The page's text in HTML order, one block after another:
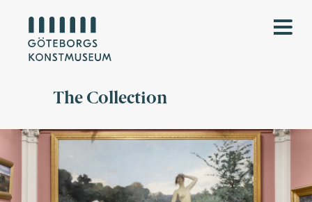
The Collection
Museisal med rosa väggar, stor målning av nakna kvinnor i gräs vid
vatten. Skulptur framför föreställandes barn i grön dräkt med
grenar från huvudet.